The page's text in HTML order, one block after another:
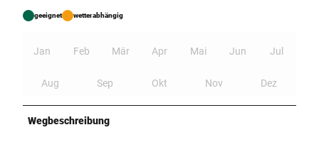
geeignet wetterabhängig
Jan Feb Mär Apr Mai Jun Jul
Aug Sep Okt Nov Dez
Wegbeschreibung